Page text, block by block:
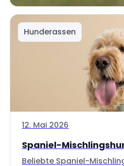
Hunderassen
12. Mai 2026
Spaniel-
Beliebte Spaniel-